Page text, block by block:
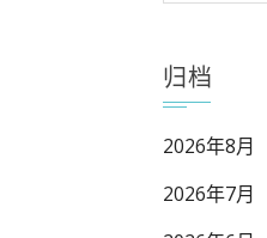
归档
2026年8月
2026年7月